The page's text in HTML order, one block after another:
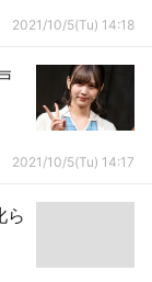
2021/10/5(Tu) 14:18
2021/10/5(Tu) 14:17
ら